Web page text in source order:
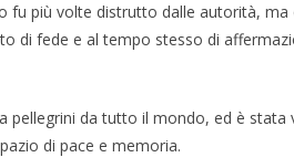
fu più volte distrutto dalle autorità,
di fede e al tempo stesso di
pellegrini da tutto il mondo, ed è stata
di pace e memoria.